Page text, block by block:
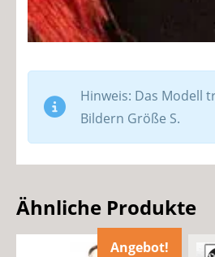
Hinweis: Das Modell
Bildern Größe S.
Ähnliche Produkte
Angebot!